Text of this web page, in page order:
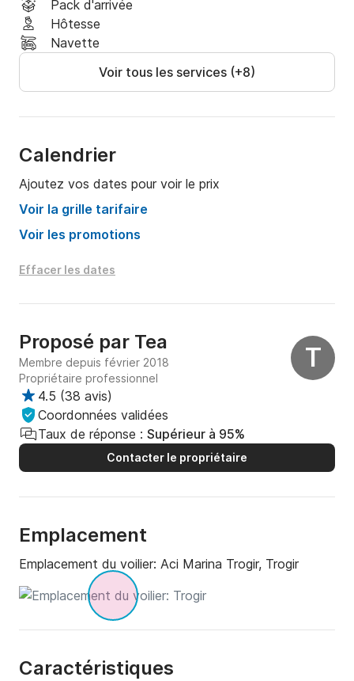
Pack d'arrivée
Hôtesse
Navette
Voir tous les services (+8)
Calendrier
Ajoutez vos dates pour voir le prix
Voir la grille tarifaire
Voir les promotions
Effacer les dates
T
Proposé par Tea
Membre depuis février 2018
Propriétaire professionnel
4.5 (38 avis)
Coordonnées validées
Taux de réponse : Supérieur à 95%
Contacter le propriétaire
Emplacement
Emplacement du voilier: Aci Marina Trogir, Trogir
Caractéristiques